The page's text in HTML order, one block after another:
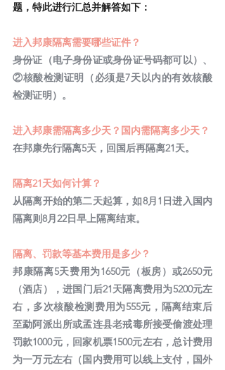
题，特此进行汇总并解答如下：
进入邦康隔离需要哪些证件？
身份证（电子身份证或身份证号码都可以）、
②核酸检测证明（必须是7天以内的有效核酸
检测证明）。
进入邦康需隔离多少天？国内需隔离多少天？
在邦康先行隔离5天，回国后再隔离21天。
隔离21天如何计算？
从隔离开始的第二天起算，如8月1日进入国内
隔离则8月22日早上隔离结束。
隔离、罚款等基本费用是多少？
邦康隔离5天费用为1650元（板房）或2650元
（酒店），进国门后21天隔离费用为5200元左
右，多次核酸检测费用为555元，隔离结束后
至勐阿派出所或孟连县老戒毒所接受偷渡处理
罚款1000元，回家机票1500元左右，总计费用
为一万元左右（国内费用可以线上支付，国外